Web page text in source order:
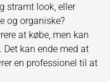
stramt look, eller
og organiske?
at købe, men kan
kan ende med at
en professionel til at